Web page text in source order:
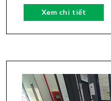
Xem chi tiết